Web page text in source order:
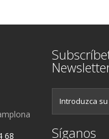
68 Síganos